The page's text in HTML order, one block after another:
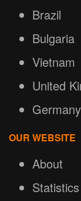
Brazil
Bulgaria
Vietnam
United
Germany
OUR WEBSITE
About
Statistics